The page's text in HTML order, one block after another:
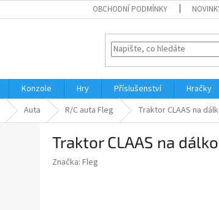
OBCHODNÍ PODMÍNKY
Konzole Hry Příslušenství Hračky
Auta R/C auta Fleg Traktor CLAAS na
Traktor CLAAS na
Značka: Fleg